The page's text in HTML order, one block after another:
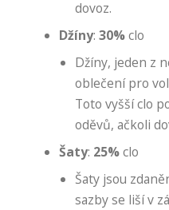
dovoz.
Džíny:30%clo
Džíny, jeden z
oblečení pro
Toto vyšší clo
oděvů, ačkoli
Šaty: 25%clo
Šaty jsou
sazby se liší v